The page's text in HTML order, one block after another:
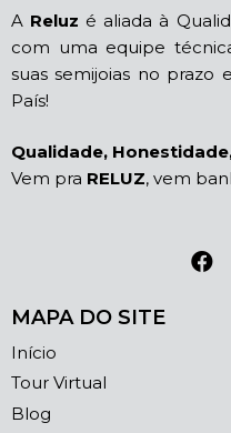
A Reluz é aliada à
com uma equipe
suas semijoias no prazo
País!
Qualidade,
Vem pra RELUZ, vem
MAPA DO SITE
Início
Tour Virtual
Blog